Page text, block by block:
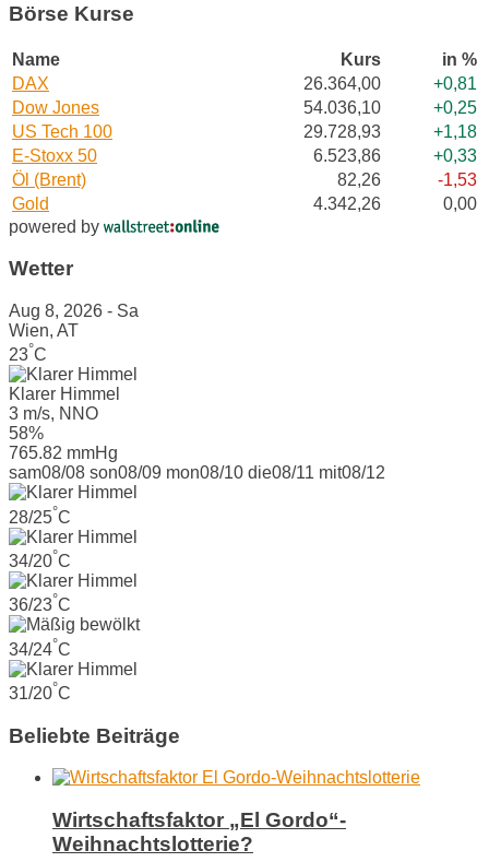
Börse Kurse
Name Kurs
in %
DAX
26.364,00
+0,81
Dow Jones
54.036,10
+0,25
US Tech 100
29.728,93
+1,18
E-Stoxx 50
6.523,86
+0,33
Öl (Brent)
82,26
-1,53
Gold
4.342,26
0,00
powered by
Wetter
Aug 8, 2026 - Sa
Wien, AT
23°C
Klarer Himmel
3 m/s, NNO
58%
765.82 mmHg
sam08/08 son08/09 mon08/10 die08/11 mit08/12
28/25°C
34/20°C
36/23°C
34/24°C
31/20°C
Beliebte Beiträge
Wirtschaftsfaktor „El Gordo“-
Weihnachtslotterie?